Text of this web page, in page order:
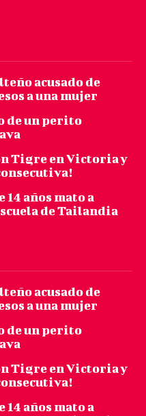
acusado de
a una mujer
de un perito
Tigre en Victoria y
años mato a
de Tailandia
acusado de
a una mujer
de un perito
Tigre en Victoria y
años mato a